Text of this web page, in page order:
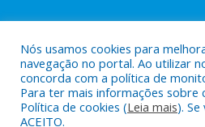
Todos os direitos reservados a
Nós usamos cookies para
navegação no portal. Ao utilizar
concorda com a política de
Para ter mais informações sobre
Política de cookies (Leia mais).
ACEITO.